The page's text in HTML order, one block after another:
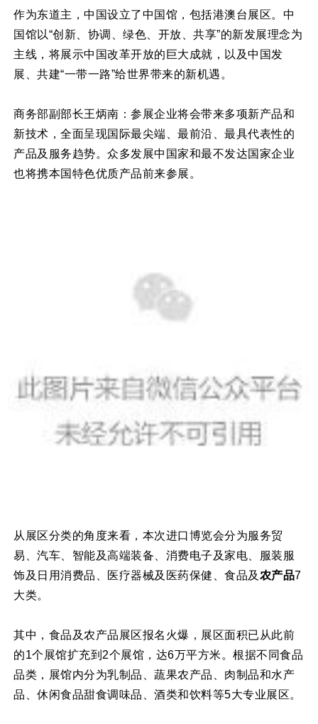
作为东道主，中国设立了中国馆，包括港澳台展区。中
国馆以“创新、协调、绿色、开放、共享”的新发展理念为
主线，将展示中国改革开放的巨大成就，以及中国发
展、共建“一带一路”给世界带来的新机遇。
商务部副部长王炳南：参展企业将会带来多项新产品和
新技术，全面呈现国际最尖端、最前沿、最具代表性的
产品及服务趋势。众多发展中国家和最不发达国家企业
也将携本国特色优质产品前来参展。
从展区分类的角度来看，本次进口博览会分为服务贸
易、汽车、智能及高端装备、消费电子及家电、服装服
饰及日用消费品、医疗器械及医药保健、食品及 农产品7
大类。
其中，食品及农产品展区报名火爆，展区面积已从此前
的1个展馆扩充到2个展馆，达6万平方米。根据不同食品
品类，展馆内分为乳制品、蔬果农产品、肉制品和水产
品、休闲食品甜食调味品、酒类和饮料等5大专业展区。